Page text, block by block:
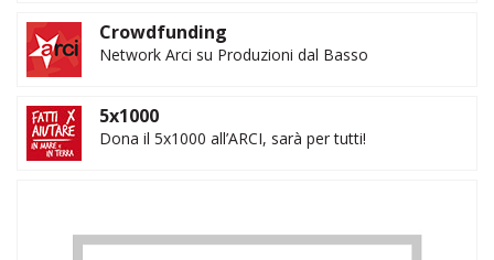
Crowdfunding
Network Arci su Produzioni dal Basso
5x1000
Dona il 5x1000 all’ARCI, sarà per tutti!